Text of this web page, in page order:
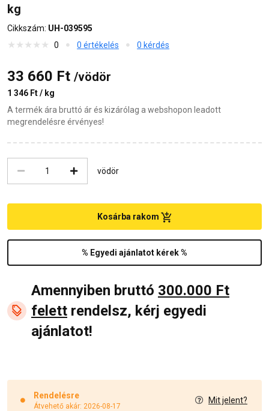
kg
Cikkszám: UH-039595
0
0 értékelés 0 kérdés
33 660 Ft /vödör
1 346 Ft / kg
A termék ára bruttó ár és kizárólag a webshopon leadott
megrendelésre érvényes!
vödör
% Egyedi ajánlatot kérek %
Kosárba rakom
Amennyiben bruttó 300.000 Ft
felett rendelsz, kérj egyedi
ajánlatot!
Rendelésre
Átvehető akár: 2026-08-17
Mit jelent?